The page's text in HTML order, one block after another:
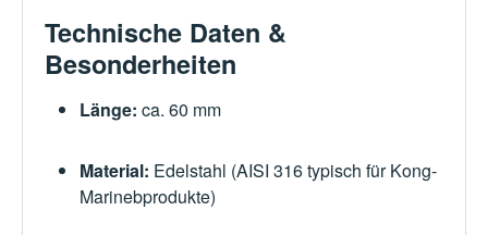
Technische Daten &
Besonderheiten
Länge: ca. 60 mm
Material: Edelstahl (AISI 316 typisch für Kong-
Marinebprodukte)